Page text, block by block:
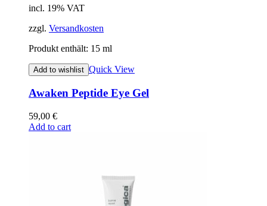
incl. 19% VAT
zzgl. Versandkosten
Produkt enthält: 15 ml
Add to wishlist Quick View
Awaken Peptide Eye Gel
59,00 €
Add to cart